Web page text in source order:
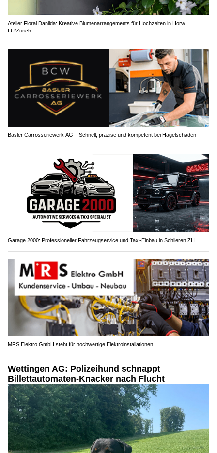
Atelier Floral Danilda: Kreative Blumenarrangements für Hochzeiten in Horw
LU/Zürich
Basler Carrosseriewerk AG – Schnell, präzise und kompetent bei Hagelschäden
Garage 2000: Professioneller Fahrzeugservice und Taxi-Einbau in Schlieren ZH
MRS Elektro GmbH steht für hochwertige Elektroinstallationen
Wettingen AG: Polizeihund schnappt
Billettautomaten-Knacker nach Flucht